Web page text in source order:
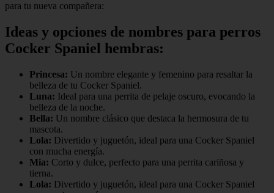
para tu nueva compañera:
Ideas y opciones de nombres para perros
Cocker Spaniel hembras:
Princesa: Un nombre elegante y femenino para resaltar la
belleza de tu Cocker Spaniel.
Luna: Ideal para una perrita de pelaje oscuro, evocando la
belleza de la noche.
Bella: Un nombre clásico que destaca la hermosura de tu
mascota.
Lola: Divertido y juguetón, ideal para una Cocker Spaniel
con mucha energía.
Mia: Corto y dulce, perfecto para una perrita cariñosa y
tierna.
Lola: Divertido y juguetón, ideal para una Cocker Spaniel